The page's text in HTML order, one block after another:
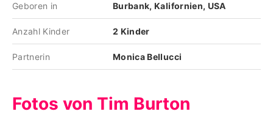
Geboren in Burbank, Kalifornien, USA
Anzahl Kinder 2 Kinder
Partnerin Monica Bellucci
Fotos von Tim Burton